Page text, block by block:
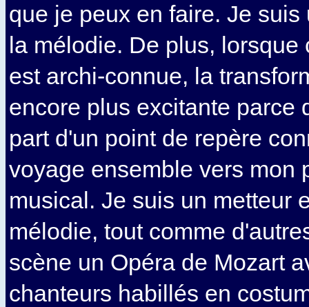
que je peux en faire. Je
la mélodie. De plus, lorsque
est archi-connue, la
encore plus excitante parce
part d'un point de repère
voyage ensemble vers mon
musical. Je suis un metteur
mélodie, tout comme
scène un Opéra de Mozart
chanteurs habillés en